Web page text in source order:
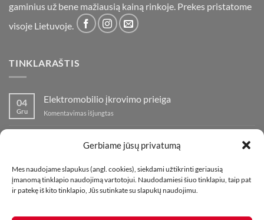
Gerbiame jūsų privatumą
Mes naudojame slapukus (angl. cookies), siekdami užtikrinti geriausią
įmanomą tinklapio naudojimą vartotojui. Naudodamiesi šiuo tinklapiu, taip pat
ir patekę iš kito tinklapio, Jūs sutinkate su slapukų naudojimu.
gaminius už bene mažiausią kainą rinkoje. Prekes pristatome
visoje Lietuvoje.
TINKLARAŠTIS
04
Gru
Elektromobilio įkrovimo prieiga
Komentavimas išjungtas
prieiga
įraše
fejerverkų
parduotuvė
Klaipedoje!
01
Lap
Kaip fotografuoti fejerverkus
Komentavimas išjungtasįraše